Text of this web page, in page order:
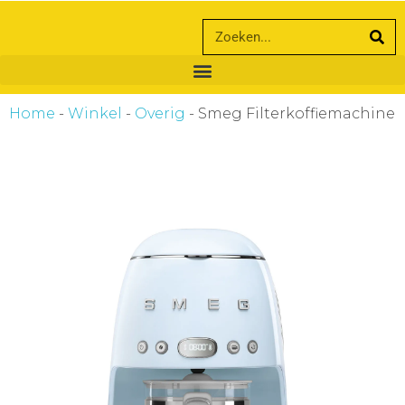
Home - Winkel - Overig - Smeg Filterkoffiemachine